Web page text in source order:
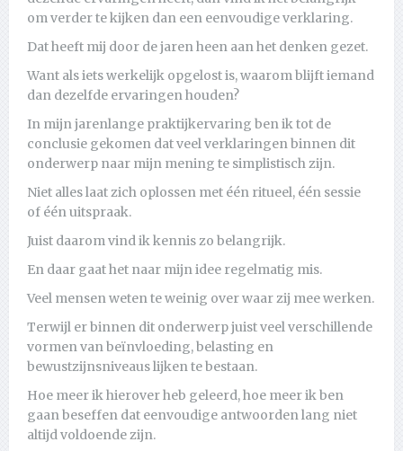
om verder te kijken dan een eenvoudige verklaring.
Dat heeft mij door de jaren heen aan het denken gezet.
Want als iets werkelijk opgelost is, waarom blijft iemand
dan dezelfde ervaringen houden?
In mijn jarenlange praktijkervaring ben ik tot de
conclusie gekomen dat veel verklaringen binnen dit
onderwerp naar mijn mening te simplistisch zijn.
Niet alles laat zich oplossen met één ritueel, één sessie
of één uitspraak.
Juist daarom vind ik kennis zo belangrijk.
En daar gaat het naar mijn idee regelmatig mis.
Veel mensen weten te weinig over waar zij mee werken.
Terwijl er binnen dit onderwerp juist veel verschillende
vormen van beïnvloeding, belasting en
bewustzijnsniveaus lijken te bestaan.
Hoe meer ik hierover heb geleerd, hoe meer ik ben
gaan beseffen dat eenvoudige antwoorden lang niet
altijd voldoende zijn.